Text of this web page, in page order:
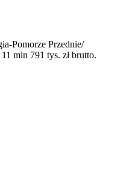
Pomorze Przednie/
mln 791 tys. zł brutto.